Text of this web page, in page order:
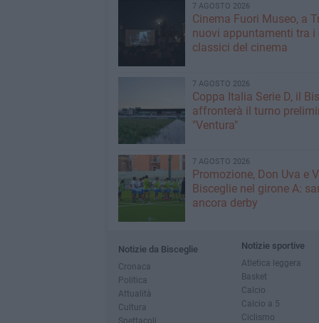
7 AGOSTO 2026
Cinema Fuori Museo, a
nuovi appuntamenti tra i
classici del cinema
7 AGOSTO 2026
Coppa Italia Serie D, il
affronterà il turno
"Ventura"
7 AGOSTO 2026
Promozione, Don Uva e
Bisceglie nel girone A:
ancora derby
Notizie da Bisceglie
Cronaca
Politica
Attualità
Cultura
Spettacoli
Notizie sportive
Atletica leggera
Basket
Calcio
Calcio a 5
Ciclismo